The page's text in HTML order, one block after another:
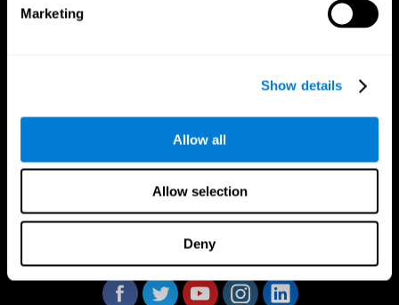
Marketing
Show details
Allow all
Allow selection
Deny
Nous suivre